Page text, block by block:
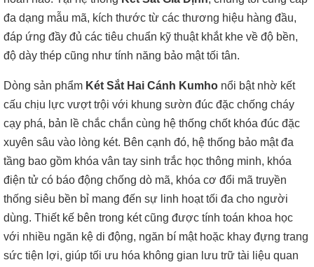
đa dạng mẫu mã, kích thước từ các thương hiệu hàng đầu,
đáp ứng đầy đủ các tiêu chuẩn kỹ thuật khắt khe về độ bền,
độ dày thép cũng như tính năng bảo mật tối tân.
Dòng sản phẩm Két Sắt Hai Cánh Kumho nổi bật nhờ kết
cấu chịu lực vượt trội với khung sườn đúc đặc chống cháy
cạy phá, bản lề chắc chắn cùng hệ thống chốt khóa đúc đặc
xuyên sâu vào lòng két. Bên cạnh đó, hệ thống bảo mật đa
tầng bao gồm khóa vân tay sinh trắc học thông minh, khóa
điện tử có báo động chống dò mã, khóa cơ đổi mã truyền
thống siêu bền bỉ mang đến sự linh hoạt tối đa cho người
dùng. Thiết kế bên trong két cũng được tính toán khoa học
với nhiều ngăn kệ di động, ngăn bí mật hoặc khay đựng trang
sức tiện lợi, giúp tối ưu hóa không gian lưu trữ tài liệu quan